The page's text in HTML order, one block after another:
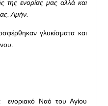
της ενορίας μας αλλά και
Αμήν.
γλυκίσματα και
ενοριακό Ναό του Αγίου